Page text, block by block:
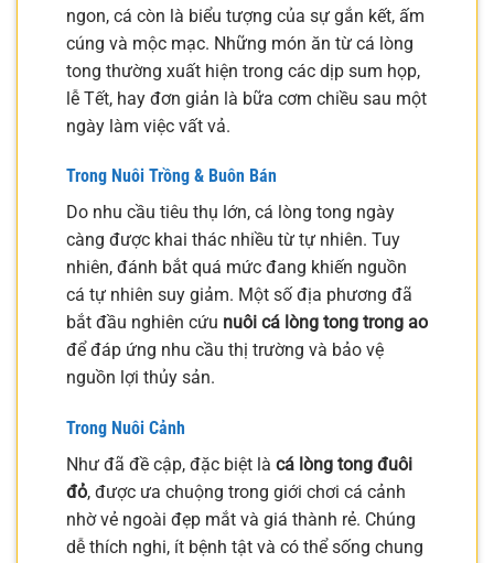
ngon, cá còn là biểu tượng của sự gắn kết, ấm
cúng và mộc mạc. Những món ăn từ cá lòng
tong thường xuất hiện trong các dịp sum họp,
lễ Tết, hay đơn giản là bữa cơm chiều sau một
ngày làm việc vất vả.
Trong Nuôi Trồng & Buôn Bán
Do nhu cầu tiêu thụ lớn, cá lòng tong ngày
càng được khai thác nhiều từ tự nhiên. Tuy
nhiên, đánh bắt quá mức đang khiến nguồn
cá tự nhiên suy giảm. Một số địa phương đã
bắt đầu nghiên cứu nuôi cá lòng tong trong ao
để đáp ứng nhu cầu thị trường và bảo vệ
nguồn lợi thủy sản.
Trong Nuôi Cảnh
Như đã đề cập, đặc biệt là cá lòng tong đuôi
đỏ, được ưa chuộng trong giới chơi cá cảnh
nhờ vẻ ngoài đẹp mắt và giá thành rẻ. Chúng
dễ thích nghi, ít bệnh tật và có thể sống chung